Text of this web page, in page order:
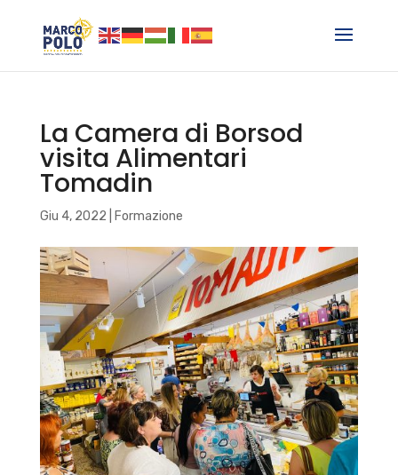
La Camera di Borsod
visita Alimentari
Tomadin
Giu 4, 2022 Formazione